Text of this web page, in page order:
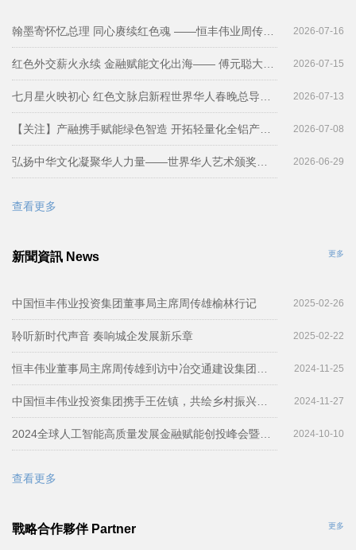
2026-07-16
2026-07-15
2026-07-13
2026-07-08
2026-06-29
查看更多
新聞資訊 News 更多
中国恒丰伟业投资集团董事局主席周传雄榆林行记 2025-02-26
聆听新时代声音 奏响城企发展新乐章 2025-02-22
2024-11-25
2024-11-27
2024-10-10
查看更多
戰略合作夥伴 Partner 更多